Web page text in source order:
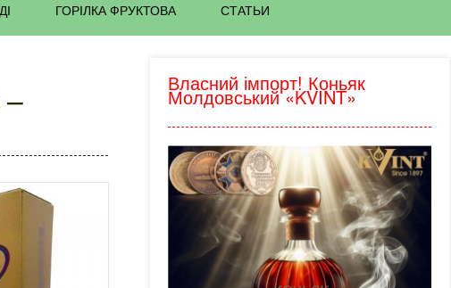
ГОРІЛКА ФРУКТОВА СТАТЬИ
– Власний імпорт! Коньяк
Молдовський «KVINT»